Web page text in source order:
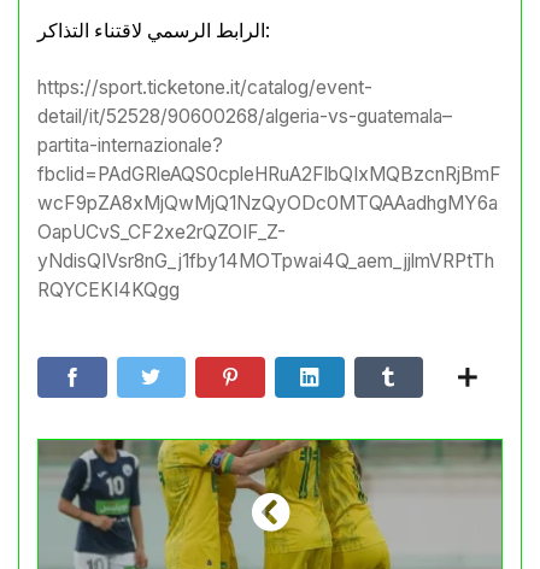
الرابط الرسمي لاقتناء التذاكر:
https://sport.ticketone.it/catalog/event-
detail/it/52528/90600268/algeria-vs-guatemala–
partita-internazionale?
fbclid=PAdGRleAQS0cpleHRuA2FlbQIxMQBzcnRjBmF
wcF9pZA8xMjQwMjQ1NzQyODc0MTQAAadhgMY6a
OapUCvS_CF2xe2rQZOIF_Z-
yNdisQIVsr8nG_j1fby14MOTpwai4Q_aem_jjlmVRPtTh
RQYCEKI4KQgg